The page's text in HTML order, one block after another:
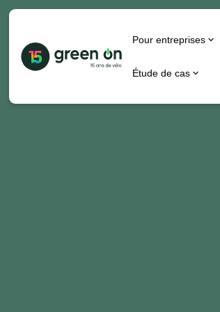
Pour entreprises
Étude de cas